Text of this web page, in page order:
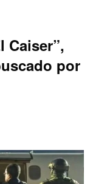
Caiser”,
por